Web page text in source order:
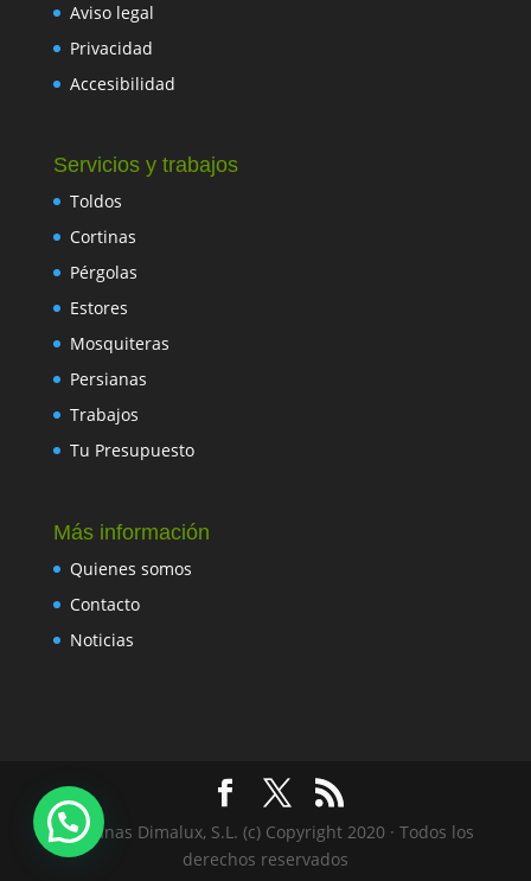
Aviso legal
Privacidad
Accesibilidad
Servicios y trabajos
Toldos
Cortinas
Pérgolas
Estores
Mosquiteras
Persianas
Trabajos
Tu Presupuesto
Más información
Quienes somos
Contacto
Noticias
Persianas Dimalux, S.L. (c) Copyright 2020 · Todos los
derechos reservados